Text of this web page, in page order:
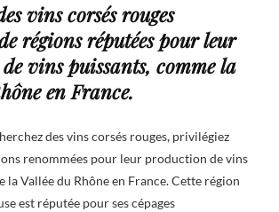
vins corsés rouges
régions réputées pour leur
vins puissants, comme la
en France.
des vins corsés rouges, privilégiez
renommées pour leur production de vins
la Vallée du Rhône en France. Cette région
est réputée pour ses cépages